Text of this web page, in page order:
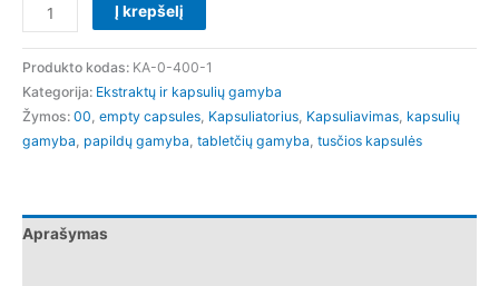
Į krepšelį
Produkto kodas: KA-0-400-1
Kategorija: Ekstraktų ir kapsulių gamyba
Žymos: 00 empty capsules Kapsuliatorius Kapsuliavimas kapsulių
gamyba papildų gamyba tabletčių gamyba tusčios kapsulės
Aprašymas